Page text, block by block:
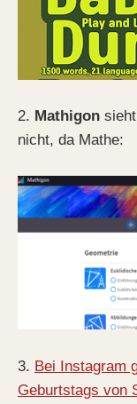
2. Mathigon
nicht, da Mathe:
3. Bei Instagram
Geburtstags von